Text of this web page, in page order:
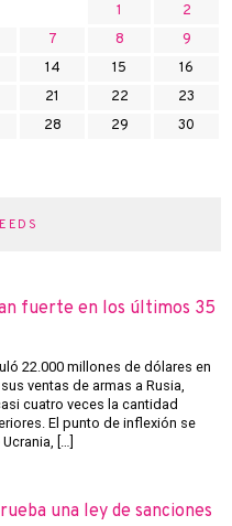
1
2
7 8
9
14 15
16
21 22
23
28 29
30
fuerte en los últimos 35
22.000 millones de dólares en
ventas de armas a Rusia,
cuatro veces la cantidad
El punto de inflexión se
[…]
una ley de sanciones